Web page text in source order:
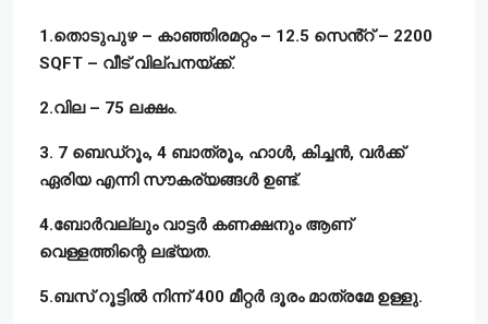
1.തൊടുപുഴ – കാഞ്ഞിരമറ്റം – 12.5 സെൻ്റ് – 2200
SQFT – വീട് വില്പനയ്ക്ക്.
2.വില – 75 ലക്ഷം.
3. 7 ബെഡ്‌റൂം, 4 ബാത്രൂം, ഹാൾ, കിച്ചൻ, വർക്ക്
ഏരിയ എന്നി സൗകര്യങ്ങൾ ഉണ്ട്.
4.ബോർവല്ലും വാട്ടർ കണക്ഷനും ആണ്
വെള്ളത്തിന്റെ ലഭ്യത.
5.ബസ് റൂട്ടിൽ നിന്ന് 400 മീറ്റർ ദൂരം മാത്രമേ ഉള്ളു.